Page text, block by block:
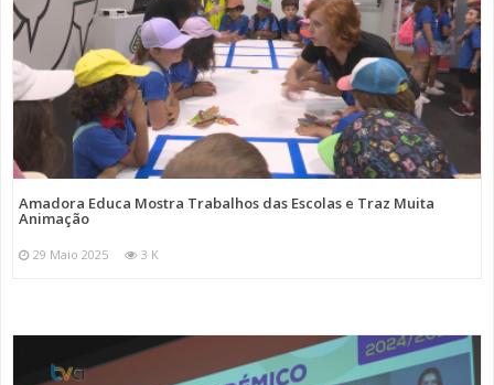
Amadora Educa Mostra Trabalhos das Escolas e Traz Muita
Animação
29 Maio 2025 3 K